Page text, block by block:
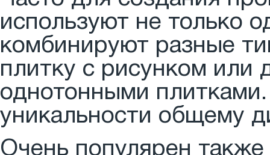
используют не только
комбинируют разные
плитку с рисунком или
однотонными
уникальности общему
Очень популярен